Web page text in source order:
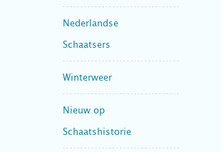
Nederlandse
Schaatsers
Winterweer
Nieuw op
Schaatshistorie